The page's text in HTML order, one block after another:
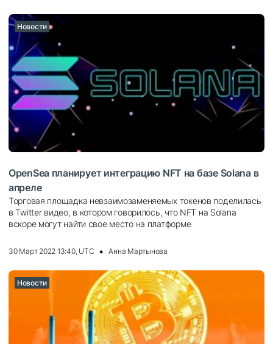
Новости
OpenSea планирует интеграцию NFT на базе Solana в
апреле
Торговая площадка невзаимозаменяемых токенов поделилась
в Twitter видео, в котором говорилось, что NFT на Solana
вскоре могут найти свое место на платформе
30 Март 2022 13:40, UTC Анна Мартынова
Новости